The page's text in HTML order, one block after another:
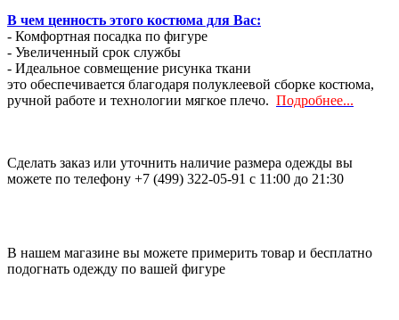
В чем ценность этого костюма для Вас:
- Комфортная посадка по фигуре
- Увеличенный срок службы
- Идеальное совмещение рисунка ткани
это обеспечивается благодаря полуклеевой сборке костюма,
ручной работе и технологии мягкое плечо. Подробнее...
Сделать заказ или уточнить наличие размера одежды вы
можете по телефону +7 (499) 322-05-91 с 11:00 до 21:30
В нашем магазине вы можете примерить товар и бесплатно
подогнать одежду по вашей фигуре